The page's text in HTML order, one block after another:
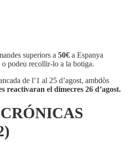
superiors a 50€ a Espanya
o podeu recollir-lo a la botiga.
de l’1 al 25 d’agost, ambdòs
reactivaran el dimecres 26 d’agost.